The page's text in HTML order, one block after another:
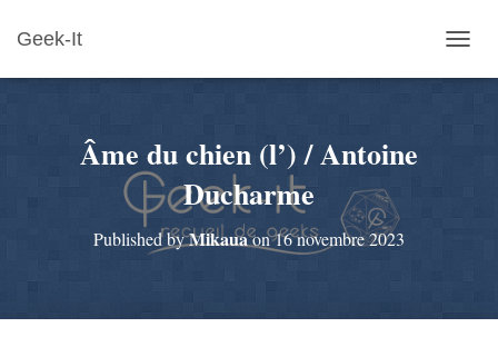
Geek-It
U
Âme du chien (l’) / Antoine
Ducharme
Published byMikauaon16 novembre 2023